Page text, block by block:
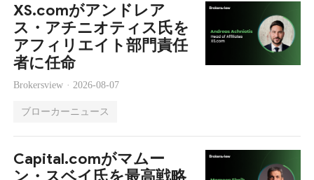
XS.comがアンドレア
ス・アチニオティス氏を
アフィリエイト部門責任
者に任命
Brokersview · 2026-08-07
ブローカーニュース
Capital.comがマムー